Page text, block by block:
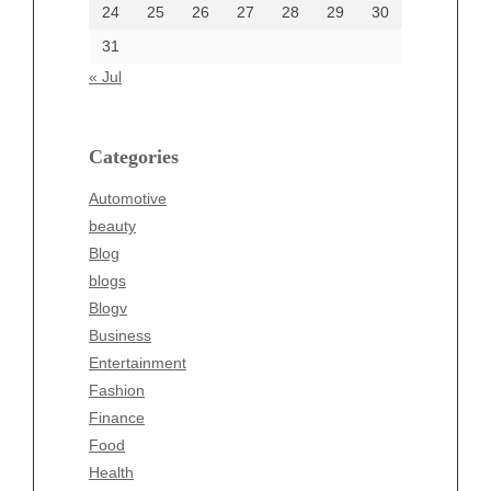
24
25 26 27 28 29
30
31
« Jul
Categories
Automotive
beauty
Blog
blogs
Blogv
Business
Entertainment
Fashion
Finance
Food
Health
Categories
beauty
Business
Entertainment
Fashion
Finance
Food
Health
Health & Wellness
News
pet
Technology
Travel